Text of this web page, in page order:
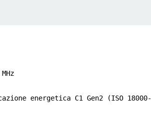
energetica C1 Gen2 (ISO 18000-